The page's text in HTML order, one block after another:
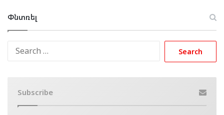
Փնտռել
Subscribe